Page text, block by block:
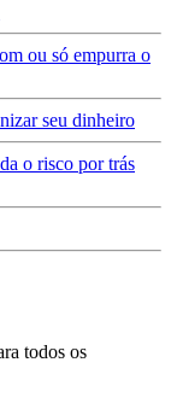
ou só empurra o
seu dinheiro
o risco por trás
todos os